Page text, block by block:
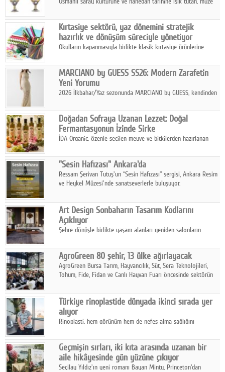
Ağustos'ta Arthill Müzecilik'in düzenleyeceği özel müzayedede
koleksiyonerlerle buluşuyor
Kırtasiye sektörü, yaz dönemini stratejik
hazırlık ve dönüşüm süreciyle yönetiyor
Okulların kapanmasıyla birlikte klasik kırtasiye ürünlerine
sanat ve eğitici aktivite ürünleriyle dinamik bir biçimde
geçiriyor.
MARCIANO by GUESS SS26: Modern Zarafetin
Yeni Yorumu
2026 İlkbahar/Yaz sezonunda MARCIANO by GUESS, kendinden
Doğadan Sofraya Uzanan Lezzet: Doğal
Fermantasyonun İzinde Sirke
İDA Organic, özenle seçilen meyve ve bitkilerden hazırlanan
sofralarına taşıyor.
"Sesin Hafızası" Ankara'da
Ressam Şerivan Tutuş'un “Sesin Hafızası” sergisi, Ankara Resim
ve Heykel Müzesi'nde sanatseverlerle buluşuyor.
Art Design Sonbaharın Tasarım Kodlarını
Açıklıyor
Şehre dönüşle birlikte yaşam alanları yeniden salonların
sonbaharın tasarım kodlarını açıklıyor.
AgroGreen 80 şehir, 13 ülke ağırlayacak
AgroGreen Bursa Tarım, Hayvancılık, Süt, Sera Teknolojileri,
Tohum, Fide, Fidan ve Canlı Hayvan Fuarı öncesinde sektörün
Türkiye rinoplastide dünyada ikinci sırada yer
alıyor
Rinoplasti, hem görünüm hem de nefes alma sağlığını
biri konumunda.
Geçmişin sırları, iki kıta arasında uzanan bir
aile hikâyesinde gün yüzüne çıkıyor
Seçilay Yıldız'ın yeni romanı Bayan Minty, Princeton'dan